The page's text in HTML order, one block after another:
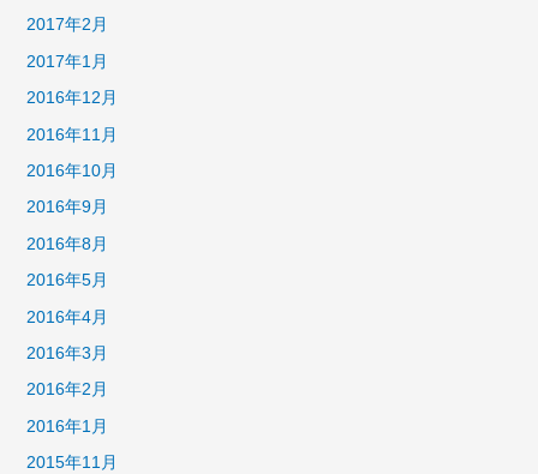
2017年2月
2017年1月
2016年12月
2016年11月
2016年10月
2016年9月
2016年8月
2016年5月
2016年4月
2016年3月
2016年2月
2016年1月
2015年11月